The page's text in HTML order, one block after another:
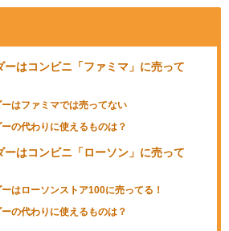
ーはコンビニ「ファミマ」に売って
はファミマでは売ってない
の代わりに使えるものは？
ーはコンビニ「ローソン」に売って
はローソンストア100に売ってる！
の代わりに使えるものは？